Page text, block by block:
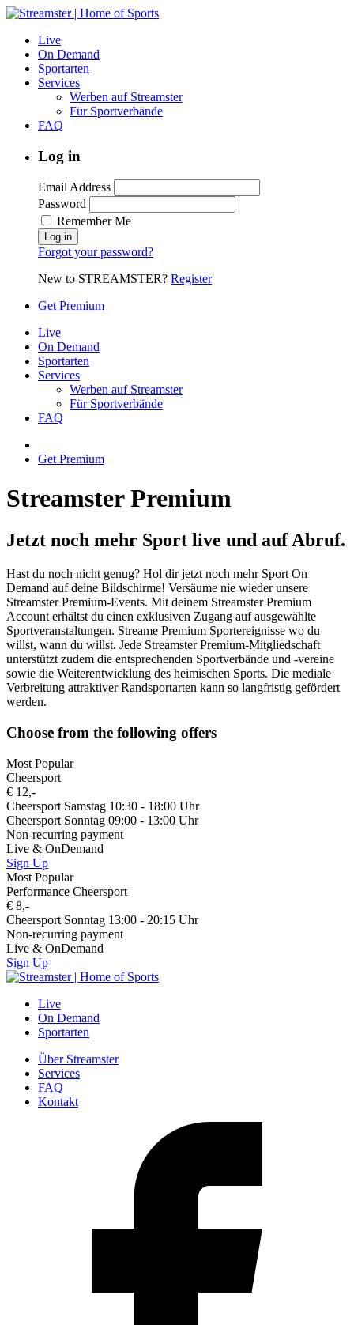
Live
On Demand
Sportarten
Services
Werben auf Streamster
Für Sportverbände
FAQ
Log in
Email Address
Password
Remember Me
Forgot your password?
New to STREAMSTER? Register
Get Premium
Live
On Demand
Sportarten
Services
Werben auf Streamster
Für Sportverbände
FAQ
Get Premium
Streamster Premium
Jetzt noch mehr Sport live und auf Abruf.
Hast du noch nicht genug? Hol dir jetzt noch mehr Sport On
Demand auf deine Bildschirme! Versäume nie wieder unsere
Streamster Premium-Events. Mit deinem Streamster Premium
Account erhältst du einen exklusiven Zugang auf ausgewählte
Sportveranstaltungen. Streame Premium Sportereignisse wo du
willst, wann du willst. Jede Streamster Premium-Mitgliedschaft
unterstützt zudem die entsprechenden Sportverbände und -vereine
sowie die Weiterentwicklung des heimischen Sports. Die mediale
Verbreitung attraktiver Randsportarten kann so langfristig gefördert
werden.
Choose from the following offers
Most Popular
Cheersport
€ 12,-
Cheersport Samstag 10:30 - 18:00 Uhr
Cheersport Sonntag 09:00 - 13:00 Uhr
Non-recurring payment
Live & OnDemand
Sign Up
Most Popular
Performance Cheersport
€ 8,-
Cheersport Sonntag 13:00 - 20:15 Uhr
Non-recurring payment
Live & OnDemand
Sign Up
Live
On Demand
Sportarten
Über Streamster
Services
FAQ
Kontakt